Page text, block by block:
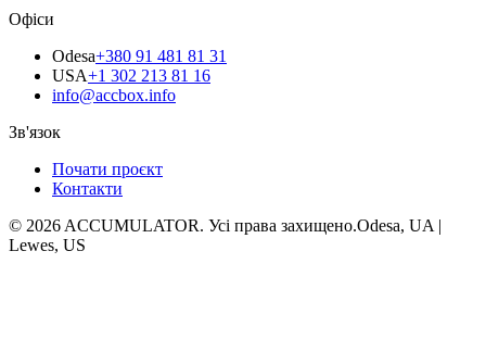
Офіси
Odesa+380 91 481 81 31
USA+1 302 213 81 16
info@accbox.info
Зв'язок
Почати проєкт
Контакти
© 2026 ACCUMULATOR. Усі права захищено.Odesa, UA |
Lewes, US